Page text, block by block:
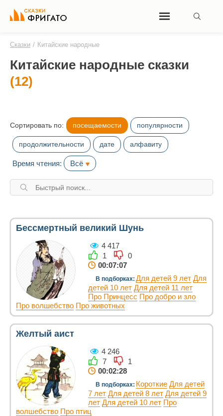
Сказки / Китайские народные
Китайские народные сказки
(12)
Сортировать по: посещаемости популярности
продолжительности дате алфавиту
Время чтения: Всё
Бессмертный великий Шунь
4 417
1
0
00:07:07
В подборках: Для детей 9 лет Для
детей 10 лет Для детей 11 лет
Про Принцесс Про добро и зло
Про волшебство Про животных
Желтый аист
4 246
7
1
00:02:28
В подборках: Короткие Для детей
7 лет Для детей 8 лет Для детей 9
лет Для детей 10 лет Про
волшебство Про птиц